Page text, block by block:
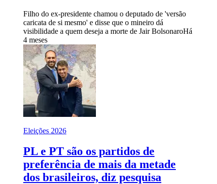
Filho do ex-presidente chamou o deputado de 'versão
caricata de si mesmo' e disse que o mineiro dá
visibilidade a quem deseja a morte de Jair BolsonaroHá
4 meses
Eleições 2026
PL e PT são os partidos de
preferência de mais da metade
dos brasileiros, diz pesquisa